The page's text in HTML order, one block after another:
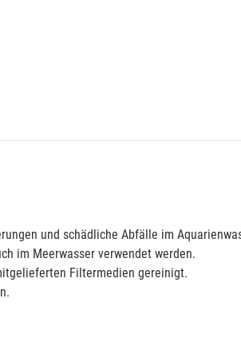
und schädliche Abfälle im
im Meerwasser verwendet werden.
Filtermedien gereinigt.